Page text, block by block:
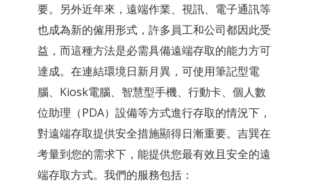
要。另外近年來，遠端作業、視訊、電子通訊等
也成為新的僱用形式，許多員工和公司都因此受
益，而這種方法是必需具備遠端存取的能力方可
達成。在連結環境日新月異，可使用筆記型電
腦、Kiosk電腦、智慧型手機、行動卡、個人數
位助理（PDA）設備等方式進行存取的情況下，
對遠端存取提供安全措施顯得日漸重要。吉巽在
考量到您的需求下，能提供您最有效且安全的遠
端存取方式。我們的服務包括：